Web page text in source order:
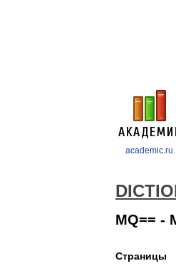
academic.ru
MQ== -
Страницы